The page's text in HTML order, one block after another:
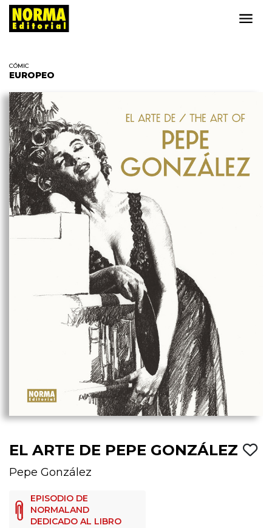
CÓMIC
EUROPEO
EL ARTE DE PEPE GONZÁLEZ
Pepe González
EPISODIO DE
NORMALAND
DEDICADO AL LIBRO